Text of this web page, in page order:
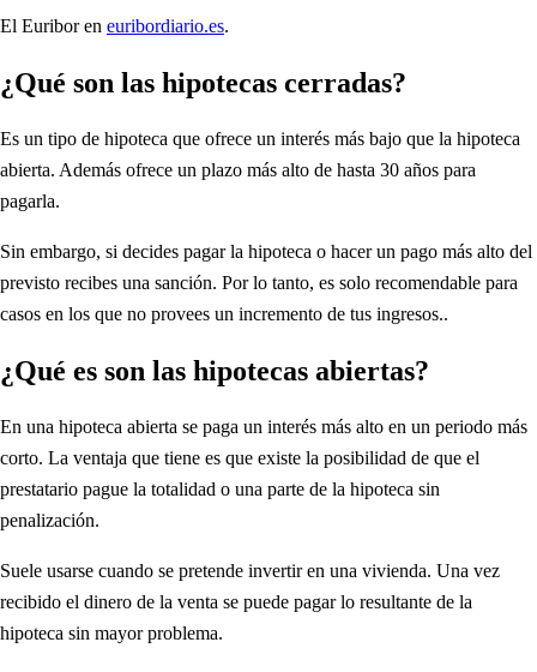
El Euribor en euribordiario.es.
¿Qué son las hipotecas cerradas?
Es un tipo de hipoteca que ofrece un interés más bajo que la hipoteca
abierta. Además ofrece un plazo más alto de hasta 30 años para
pagarla.
Sin embargo, si decides pagar la hipoteca o hacer un pago más alto del
previsto recibes una sanción. Por lo tanto, es solo recomendable para
casos en los que no provees un incremento de tus ingresos..
¿Qué es son las hipotecas abiertas?
En una hipoteca abierta se paga un interés más alto en un periodo más
corto. La ventaja que tiene es que existe la posibilidad de que el
prestatario pague la totalidad o una parte de la hipoteca sin
penalización.
Suele usarse cuando se pretende invertir en una vivienda. Una vez
recibido el dinero de la venta se puede pagar lo resultante de la
hipoteca sin mayor problema.